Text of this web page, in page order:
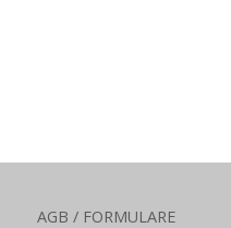
verkauft
AGB / FORMULARE